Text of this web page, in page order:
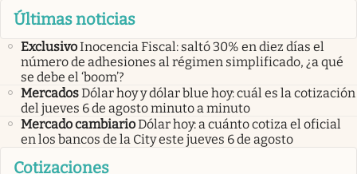
Últimas noticias
ExclusivoInocencia Fiscal: saltó 30% en diez días el
número de adhesiones al régimen simplificado, ¿a qué
se debe el ‘boom’?
MercadosDólar hoy y dólar blue hoy: cuál es la cotización
del jueves 6 de agosto minuto a minuto
Mercado cambiarioDólar hoy: a cuánto cotiza el oficial
en los bancos de la City este jueves 6 de agosto
Cotizaciones